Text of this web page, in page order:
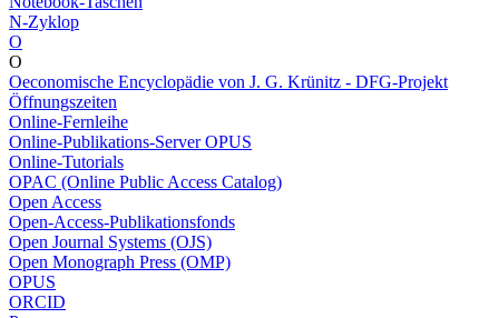
N-Zyklop
O
O
Oeconomische Encyclopädie von J. G. Krünitz - DFG-Projekt
Öffnungszeiten
Online-Fernleihe
Online-Publikations-Server OPUS
Online-Tutorials
OPAC (Online Public Access Catalog)
Open Access
Open-Access-Publikationsfonds
Open Journal Systems (OJS)
Open Monograph Press (OMP)
OPUS
ORCID